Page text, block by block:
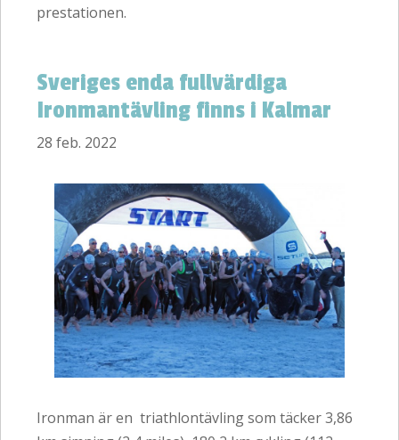
prestationen.
Sveriges enda fullvärdiga
Ironmantävling finns i Kalmar
28 feb. 2022
Ironman är en triathlontävling som täcker 3,86